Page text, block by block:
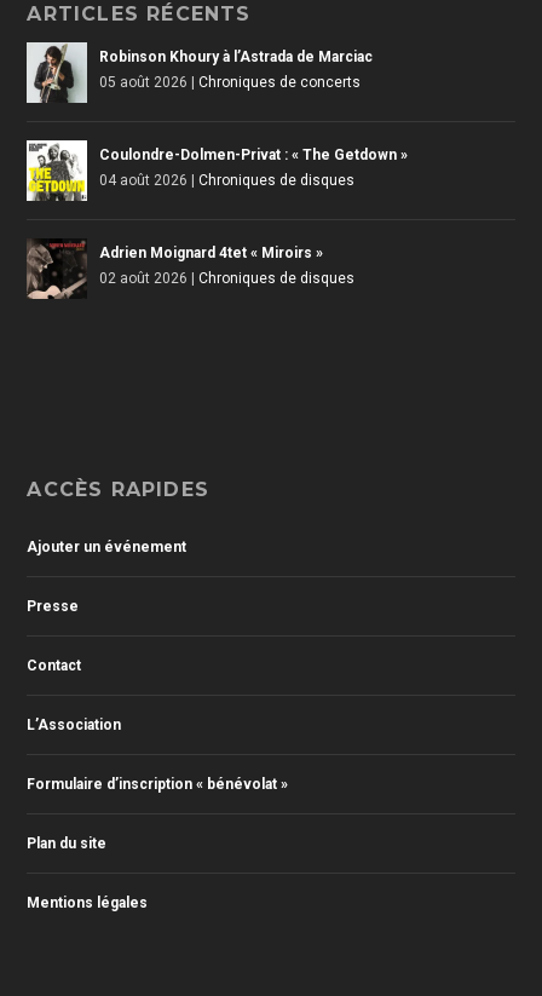
ARTICLES RÉCENTS
Robinson Khoury à l’Astrada de Marciac
05 août 2026 |Chroniques de concerts
Coulondre-Dolmen-Privat : « The Getdown »
04 août 2026 |Chroniques de disques
Adrien Moignard 4tet « Miroirs »
02 août 2026 |Chroniques de disques
ACCÈS RAPIDES
Ajouter un événement
Presse
Contact
L’Association
Formulaire d’inscription « bénévolat »
Plan du site
Mentions légales